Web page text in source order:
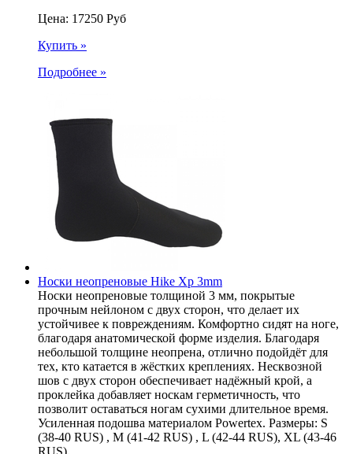
Цена: 17250 Руб
Купить »
Подробнее »
Носки неопреновые Hike Xp 3mm
Носки неопреновые толщиной 3 мм, покрытые
прочным нейлоном с двух сторон, что делает их
устойчивее к повреждениям. Комфортно сидят на ноге,
благодаря анатомической форме изделия. Благодаря
небольшой толщине неопрена, отлично подойдёт для
тех, кто катается в жёстких креплениях. Несквозной
шов с двух сторон обеспечивает надёжный крой, а
проклейка добавляет носкам герметичность, что
позволит оставаться ногам сухими длительное время.
Усиленная подошва материалом Powertex. Размеры: S
(38-40 RUS) , M (41-42 RUS) , L (42-44 RUS), XL (43-46